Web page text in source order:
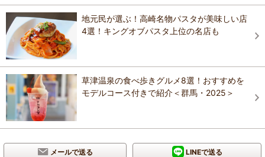
地元民が選ぶ！高崎名物パスタが美味しい店
4選！キングオブパスタ上位の名店も
草津温泉の食べ歩きグルメ8選！おすすめを
モデルコース付きで紹介＜群馬・2025＞
メールで送る LINEで送る